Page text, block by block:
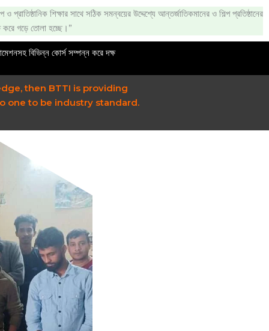
শিক্ষার সাথে সঠিক সমন্বয়ের উদ্দেশ্যে আন্তর্জাতিকমানের ও শিল্প প্রতিষ্ঠানের
করে গড়ে তোলা হচ্ছে।”
বিভিন্ন কোর্স সম্পন্ন করে দক্ষ
then BTTI is providing
one to be industry standard.